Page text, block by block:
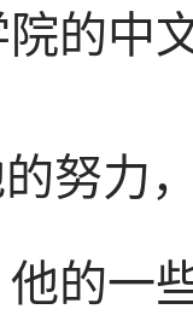
的中
努力
的一